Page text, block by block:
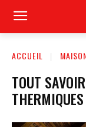
ACCUEIL
TOUT